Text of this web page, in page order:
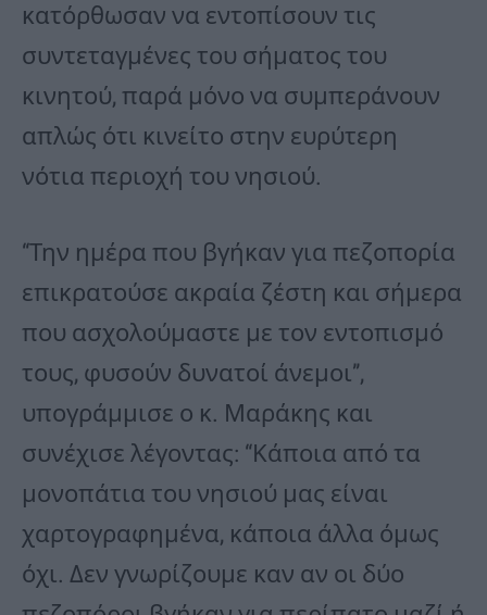
κατόρθωσαν να εντοπίσουν τις
συντεταγμένες του σήματος του
κινητού, παρά μόνο να συμπεράνουν
απλώς ότι κινείτο στην ευρύτερη
νότια περιοχή του νησιού.
“Την ημέρα που βγήκαν για πεζοπορία
επικρατούσε ακραία ζέστη και σήμερα
που ασχολούμαστε με τον εντοπισμό
τους, φυσούν δυνατοί άνεμοι”,
υπογράμμισε ο κ. Μαράκης και
συνέχισε λέγοντας: “Κάποια από τα
μονοπάτια του νησιού μας είναι
χαρτογραφημένα, κάποια άλλα όμως
όχι. Δεν γνωρίζουμε καν αν οι δύο